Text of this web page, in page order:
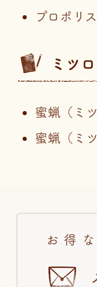
プロポリ
ミツ
蜜蝋（ミ
蜜蝋（ミ
お得